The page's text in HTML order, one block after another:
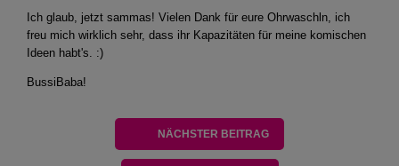
Ich glaub, jetzt sammas! Vielen Dank für eure Ohrwaschln, ich
freu mich wirklich sehr, dass ihr Kapazitäten für meine komischen
Ideen habt's. :)
BussiBaba!
NÄCHSTER BEITRAG